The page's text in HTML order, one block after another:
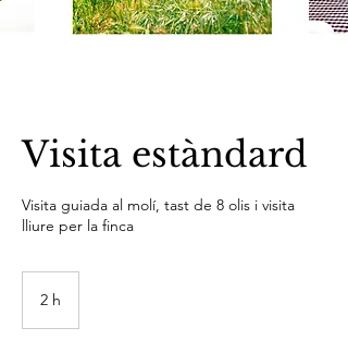
Visita estàndard
Visita guiada al molí, tast de 8 olis i visita
2 h